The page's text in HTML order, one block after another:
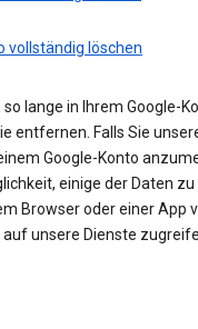
vollständig löschen
lange in Ihrem Google-
entfernen. Falls Sie
Google-Konto
einige der Daten zu
Browser oder einer App
unsere Dienste